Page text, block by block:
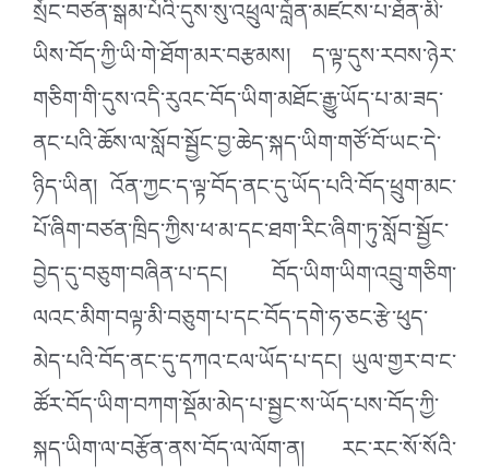
སྲོང་བཙན་སྒམ་པོའི་དུས་སུ་འཕྲུལ་བློན་མཛངས་པ་ཐོན་མི་
ཡིས་བོད་ཀྱི་ཡི་གེ་ཐོག་མར་བརྩམས། ད་ལྟ་དུས་རབས་ཉེར་
གཅིག་གི་དུས་འདི་རུའང་བོད་ཡིག་མཐོང་རྒྱུ་ཡོད་པ་མ་ཟད་
ནང་པའི་ཆོས་ལ་སློབ་སྦྱོང་བྱ་ཆེད་སྐད་ཡིག་གཙོ་བོ་ཡང་དེ་
ཉིད་ཡིན། འོན་ཀྱང་ད་ལྟ་བོད་ནང་དུ་ཡོད་པའི་བོད་ཕྲུག་མང་
པོ་ཞིག་བཙན་ཁྲིད་ཀྱིས་ཕ་མ་དང་ཐག་རིང་ཞིག་ཏུ་སློབ་སྦྱོང་
བྱེད་དུ་བཅུག་བཞིན་པ་དང། བོད་ཡིག་ཡིག་འབྲུ་གཅིག་
ལའང་མིག་བལྟ་མི་བཅུག་པ་དང་བོད་དགེ་ཧ་ཅང་རྩེ་ཕུད་
མེད་པའི་བོད་ནང་དུ་དཀའ་ངལ་ཡོད་པ་དང། ཡུལ་གྱར་བ་ང་
ཚོར་བོད་ཡིག་བཀག་སྡོམ་མེད་པ་སྦྱང་ས་ཡོད་པས་བོད་ཀྱི་
སྐད་ཡིག་ལ་བརྩོན་ནས་བོད་ལ་ལོག་ན། རང་རང་སོ་སོའི་